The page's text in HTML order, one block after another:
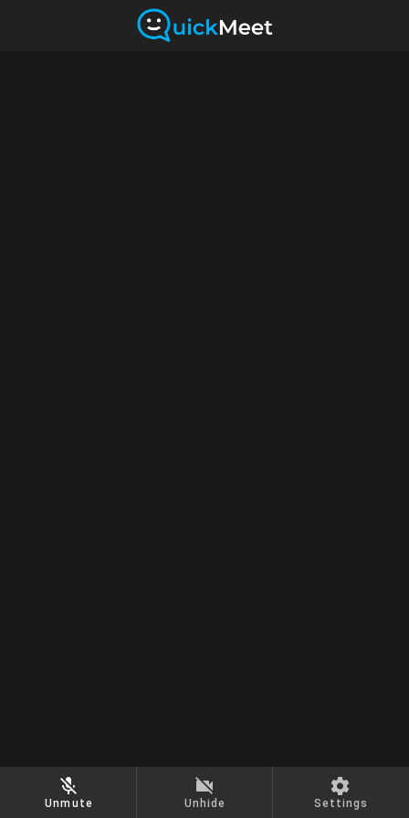
Unmute Unhide Settings